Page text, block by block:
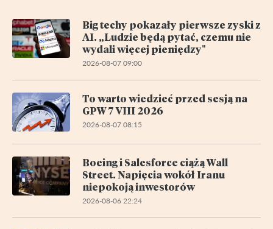
Big techy pokazały pierwsze zyski z
AI. „Ludzie będą pytać, czemu nie
wydali więcej pieniędzy"
2026-08-07 09:00
To warto wiedzieć przed sesją na
GPW 7 VIII 2026
2026-08-07 08:15
Boeing i Salesforce ciążą Wall
Street. Napięcia wokół Iranu
niepokoją inwestorów
2026-08-06 22:24